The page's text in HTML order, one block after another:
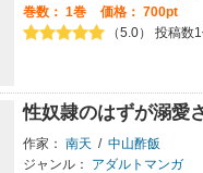
巻数： 1巻
価格： 700pt
（5.0） 投稿数
性奴隷のはずが溺愛
作家： 南天 / 中山酢飯
ジャンル：
アダルトマンガ